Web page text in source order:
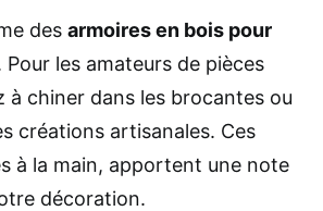
des armoires en bois pour
Pour les amateurs de pièces
à chiner dans les brocantes ou
créations artisanales. Ces
à la main, apportent une note
décoration.